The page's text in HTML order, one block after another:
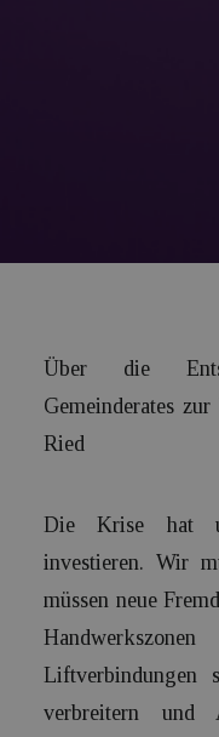
Über die
Gemeinderates
Ried
Die Krise hat
investieren. Wir
müssen neue
Liftverbindungen
verbreitern und